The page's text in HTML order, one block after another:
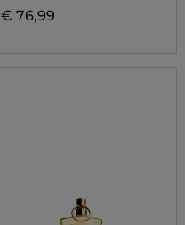
€ 76,99